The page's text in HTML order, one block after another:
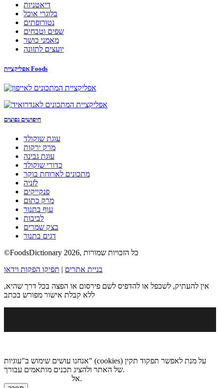
דיאטניות
בלוגרי אוכל
נטורופתים
שפים וטבחים
מאמני כושר
יועצים לתזונה
אפליקציית Foods
חיפושים נפוצים
עוגת שוקולד
מרק ירקות
עוגת גבינה
כדורי שוקולד
מתכונים לארוחת בוקר
לזניה
פנקייקים
מרק כתום
עוף בתנור
לביבות
בצק שמרים
דגים בתנור
©FoodsDictionary 2026, כל הזכויות שמורות
בניית אתרים | תפיקו הפקות וידאו
אין להעתיק, לשכפל או להדפיס לשם פירסום או הפצה בכל דרך שהיא,
ללא קבלת אישור מפורש בכתב
אנחנו עושים שימוש ב"עוגיות" (cookies) על מנת לאפשר תפקוד תקין
של האתר ולהציג תכנים מותאמים עבורך.
אל.